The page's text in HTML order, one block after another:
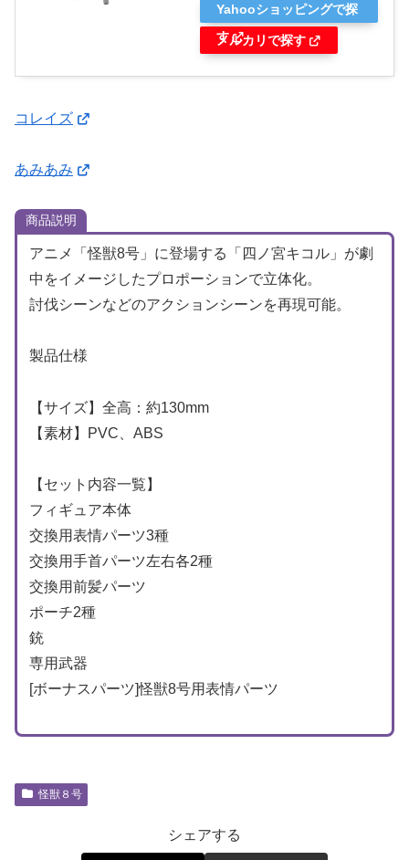
Yahooショッピングで探
す
メルカリで探す
コレイズ
あみあみ
商品説明
アニメ「怪獣8号」に登場する「四ノ宮キコル」が劇
中をイメージしたプロポーションで立体化。
討伐シーンなどのアクションシーンを再現可能。
製品仕様
【サイズ】全高：約130mm
【素材】PVC、ABS
【セット内容一覧】
フィギュア本体
交換用表情パーツ3種
交換用手首パーツ左右各2種
交換用前髪パーツ
ポーチ2種
銃
専用武器
[ボーナスパーツ]怪獣8号用表情パーツ
怪獣８号
シェアする